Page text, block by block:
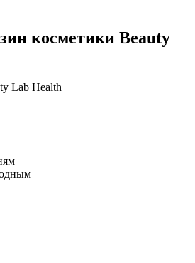
косметики Beauty